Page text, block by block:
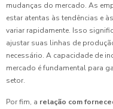
mudanças do mercado. As
estar atentas às tendências e
variar rapidamente. Isso
ajustar suas linhas de
necessário. A capacidade de
mercado é fundamental para
setor.
Por fim, a relação com